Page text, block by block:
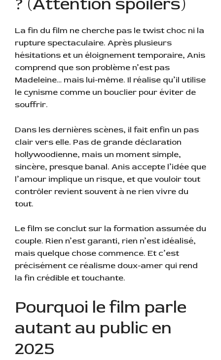
La fin du film ne cherche pas le twist choc ni la
rupture spectaculaire. Après plusieurs
hésitations et un éloignement temporaire, Anis
comprend que son problème n’est pas
Madeleine… mais lui-même. Il réalise qu’il utilise
le cynisme comme un bouclier pour éviter de
souffrir.
Dans les dernières scènes, il fait enfin un pas
clair vers elle. Pas de grande déclaration
hollywoodienne, mais un moment simple,
sincère, presque banal. Anis accepte l’idée que
l’amour implique un risque, et que vouloir tout
contrôler revient souvent à ne rien vivre du
tout.
Le film se conclut sur la formation assumée du
couple. Rien n’est garanti, rien n’est idéalisé,
mais quelque chose commence. Et c’est
précisément ce réalisme doux-amer qui rend
la fin crédible et touchante.
Pourquoi le film parle
autant au public en
2025